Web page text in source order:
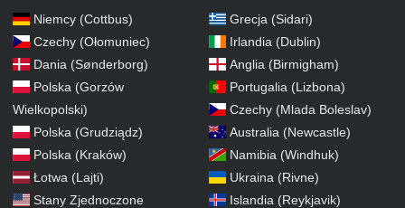
Niemcy (Cottbus)
Czechy (Ołomuniec)
Dania (Sønderborg)
Polska (Gorzów
Wielkopolski)
Polska (Grudziądz)
Polska (Kraków)
Łotwa (Lajti)
Stany Zjednoczone
Grecja (Sidari)
Irlandia (Dublin)
Anglia (Birmigham)
Portugalia (Lizbona)
Czechy (Mlada Boleslav)
Australia (Newcastle)
Namibia (Windhuk)
Ukraina (Rivne)
Islandia (Reykjavik)